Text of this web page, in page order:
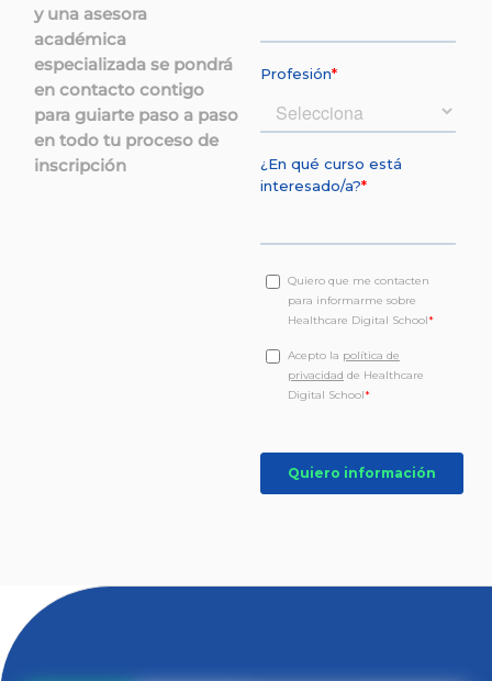
y una asesora
académica
especializada se pondrá
en contacto contigo
para guiarte paso a paso
en todo tu proceso de
inscripción